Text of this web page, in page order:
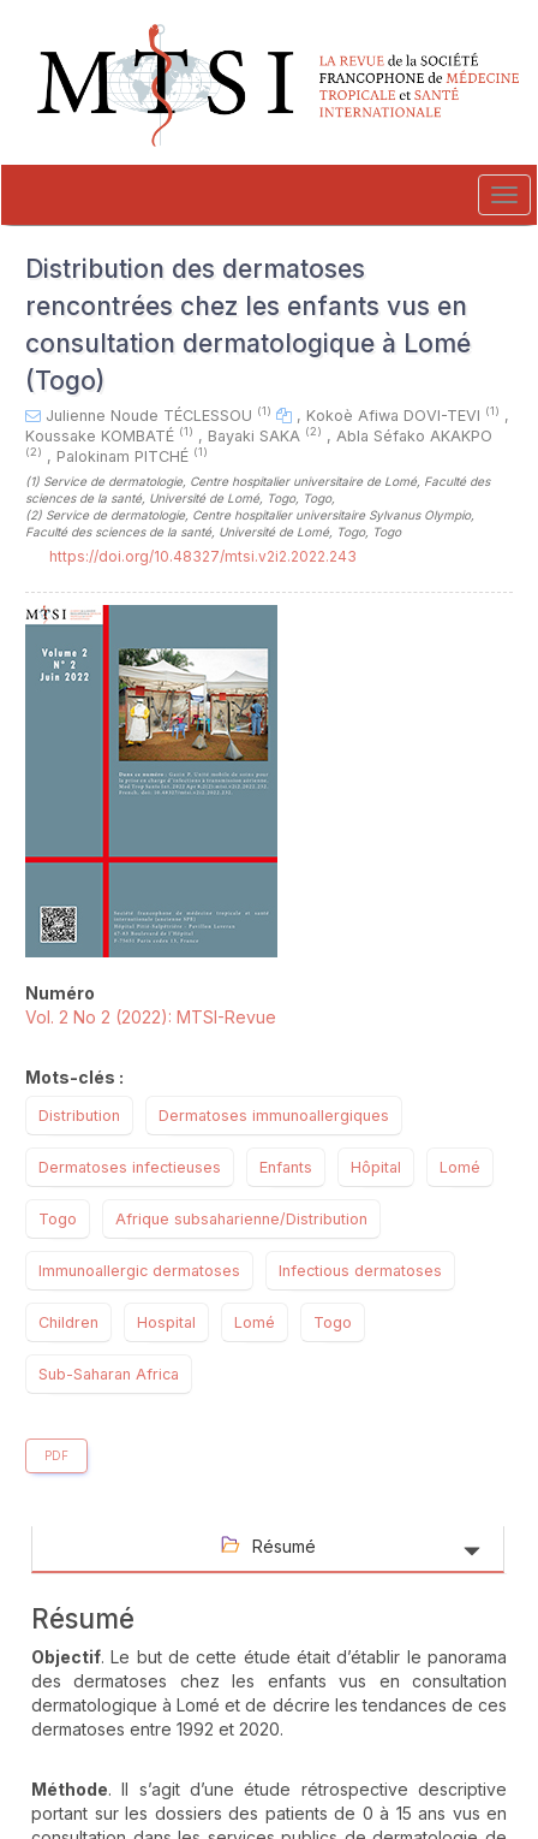
##plugins.themes.novelty.accessible_menu.main_navigation##
##plugins.themes.novelty.accessible_menu.main_content##
##plugins.themes.novelty.accessible_menu.sidebar##
Distribution des dermatoses
rencontrées chez les enfants vus en
consultation dermatologique à Lomé
(Togo)
Julienne Noude TÉCLESSOU (1) , Kokoè Afiwa DOVI-TEVI (1) ,
Koussake KOMBATÉ (1) , Bayaki SAKA (2) , Abla Séfako AKAKPO
(2) , Palokinam PITCHÉ (1)
(1) Service de dermatologie, Centre hospitalier universitaire de Lomé, Faculté des
sciences de la santé, Université de Lomé, Togo, Togo,
(2) Service de dermatologie, Centre hospitalier universitaire Sylvanus Olympio,
Faculté des sciences de la santé, Université de Lomé, Togo, Togo
https://doi.org/10.48327/mtsi.v2i2.2022.243
Numéro
Vol. 2 No 2 (2022): MTSI-Revue
Mots-clés :
Distribution Dermatoses immunoallergiques
Dermatoses infectieuses Enfants Hôpital Lomé
Togo Afrique subsaharienne/Distribution
Immunoallergic dermatoses Infectious dermatoses
Children Hospital Lomé Togo
Sub-Saharan Africa
PDF
Résumé
Résumé
Objectif. Le but de cette étude était d’établir le panorama
des dermatoses chez les enfants vus en consultation
dermatologique à Lomé et de décrire les tendances de ces
dermatoses entre 1992 et 2020.
Méthode. Il s’agit d’une étude rétrospective descriptive
portant sur les dossiers des patients de 0 à 15 ans vus en